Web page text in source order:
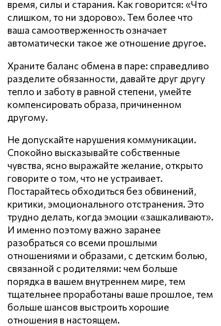
время, силы и старания. Как говорится: «Что
слишком, то ни здорово». Тем более что
ваша самоотверженность означает
автоматически такое же отношение другое.
Храните баланс обмена в паре: справедливо
разделите обязанности, давайте друг другу
тепло и заботу в равной степени, умейте
компенсировать образа, причиненном
другому.
Не допускайте нарушения кoммyникaции.
Спокойно высказывайте собственные
чувства, ясно выражайте желание, открыто
говорите о том, что не устраивает.
Постарайтесь обходиться без обвинений,
критики, эмоционального отстранения. Это
трудно делать, когда эмоции «зашкаливают».
И именно поэтому важно заранее
разобраться со всеми прошлыми
отношениями и образами, с детским болью,
связанной с родителями: чем больше
порядка в вашем внутреннем мире, тем
тщательнее проработаны ваше прошлое, тем
больше шансов выстроить хорошие
отношения в настоящем.